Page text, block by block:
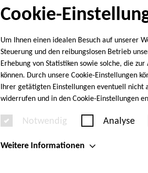
Cookie-
Um Ihnen einen idealen Besuch auf unserer
Steuerung und den reibungslosen Betrieb
Erhebung von Statistiken sowie solche, die
können. Durch unsere Cookie-Einstellungen
Ihrer getätigten Einstellungen eventuell nicht
widerrufen und in den Cookie-Einstellungen
Notwendig Analyse
Weitere Informationen